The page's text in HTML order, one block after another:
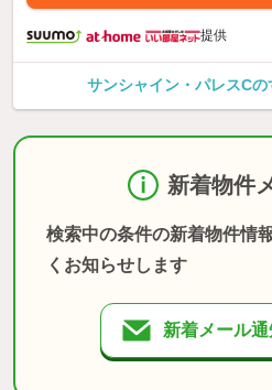
提供
サンシャイン・パレスC
新着物件
検索中の条件の新着物件情
くお知らせします
新着メール